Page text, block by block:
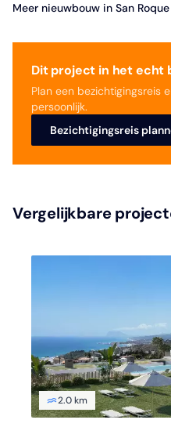
Meer nieuwbouw in San Roque
Dit project in het echt
Plan een bezichtigingsreis
persoonlijk.
Bezichtigingsreis
Vergelijkbare
2.0 km